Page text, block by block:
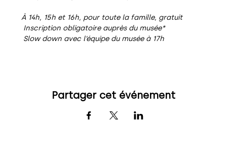
À 14h, 15h et 16h, pour toute la famille, gratuit
Inscription obligatoire auprès du musée*
Slow down avec l’équipe du musée à 17h
Partager cet événement